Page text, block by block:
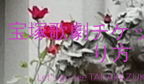
ン
宝塚歌劇チケ
り方
Let's go see